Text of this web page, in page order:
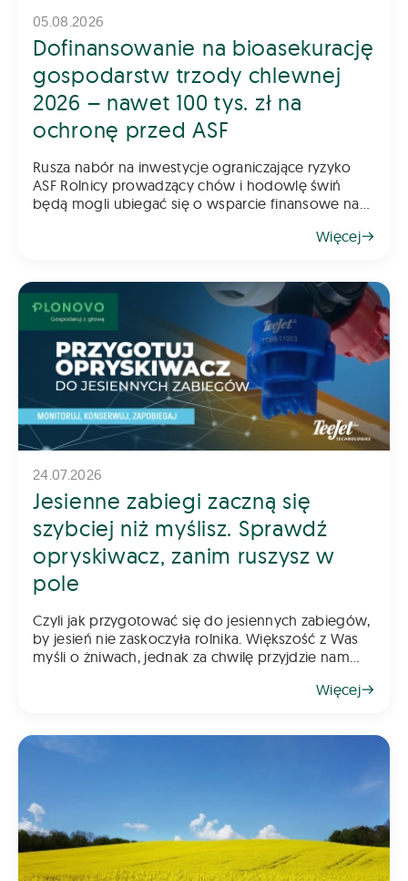
05.08.2026
Dofinansowanie na bioasekurację
gospodarstw trzody chlewnej
2026 – nawet 100 tys. zł na
ochronę przed ASF
Rusza nabór na inwestycje ograniczające ryzyko
ASF Rolnicy prowadzący chów i hodowlę świń
będą mogli ubiegać się o wsparcie finansowe na
gospodarstwa. Pomoc ma na celu ograniczenie
Więcej
24.07.2026
Jesienne zabiegi zaczną się
szybciej niż myślisz. Sprawdź
opryskiwacz, zanim ruszysz w
pole
Czyli jak przygotować się do jesiennych zabiegów,
by jesień nie zaskoczyła rolnika. Większość z Was
myśli o żniwach, jednak za chwilę przyjdzie nam
rzepak wymaga już wczesnej ochrony, a w kole
Więcej